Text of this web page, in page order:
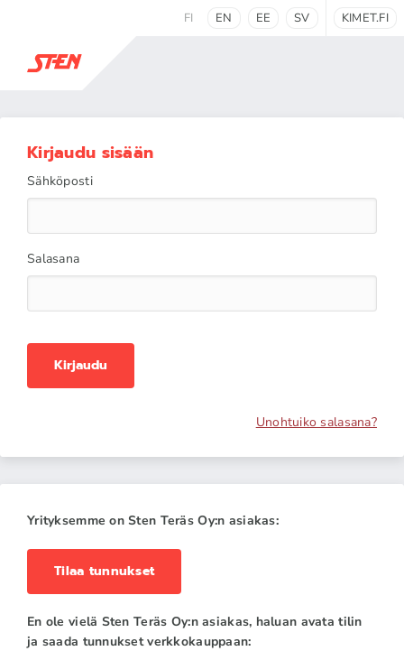
FI EN EE SV KIMET.FI
Kirjaudu sisään
Sähköposti
Salasana
Kirjaudu
Unohtuiko salasana?
Yrityksemme on Sten Teräs Oy:n asiakas:
Tilaa tunnukset
En ole vielä Sten Teräs Oy:n asiakas, haluan avata tilin
ja saada tunnukset verkkokauppaan: